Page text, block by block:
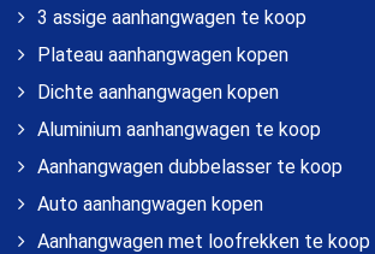
3 assige aanhangwagen te koop
Plateau aanhangwagen kopen
Dichte aanhangwagen kopen
Aluminium aanhangwagen te koop
Aanhangwagen dubbelasser te koop
Auto aanhangwagen kopen
Aanhangwagen met loofrekken te koop